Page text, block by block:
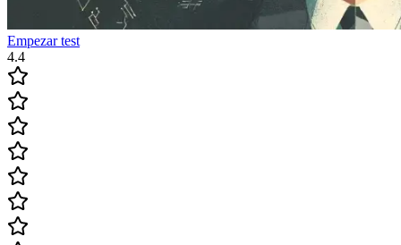
Empezar test
4.4